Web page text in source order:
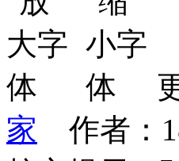
家 作者：